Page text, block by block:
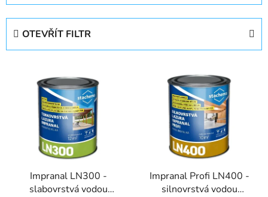
z
OTEVŘÍT FILTR
Impranal LN300 -
slabovrstvá vodou
Impranal Profi LN400 -
silnovrstvá vodou